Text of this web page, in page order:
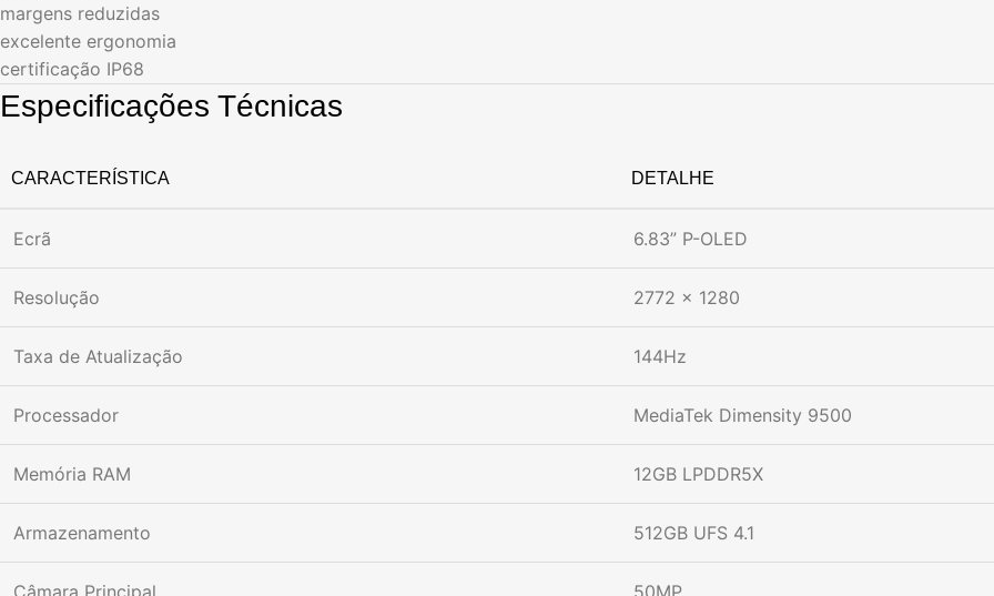
margens reduzidas
excelente ergonomia
certificação IP68
Especificações Técnicas
CARACTERÍSTICA DETALHE
Ecrã 6.83” P-OLED
Resolução 2772 x 1280
Taxa de Atualização 144Hz
Processador MediaTek Dimensity 9500
Memória RAM 12GB LPDDR5X
Armazenamento 512GB UFS 4.1
Câmara Principal 50MP